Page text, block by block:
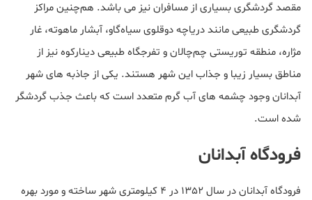
مقصد گردشگری بسیاری از مسافران نیز می باشد. هم‌چنین مراکز
گردشگری طبیعی مانند دریاچه دوقلوی سیاه‌گاو، آبشار ماهوته، غار
مژاره، منطقه توریستی چم‌چالان و تفرجگاه طبیعی دینارکوه نیز از
مناطق بسیار زیبا و جذاب این شهر هستند. یکی از جاذبه های شهر
آبدانان وجود چشمه های آب گرم متعدد است که باعث جذب گردشگر
شده است.
فرودگاه آبدانان
فرودگاه آبدانان در سال 1352 در 4 کیلومتری شهر ساخته و مورد بهره